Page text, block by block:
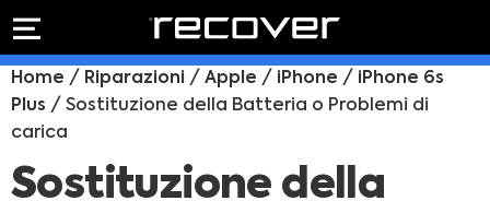
Preventivo online
PREVENTIVO
Preventivo
RIPARAZIONE
IPHONE
schermo
Sostituzione
Home / Riparazioni / Apple / iPhone / iPhone 6s
Plus / Sostituzione della Batteria o Problemi di
carica
Sostituzione della